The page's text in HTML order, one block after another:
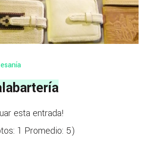
esta entrada!
1 Promedio: 5)